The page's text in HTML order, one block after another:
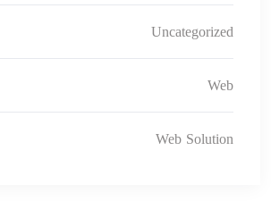
Uncategorized
Web
Web Solution